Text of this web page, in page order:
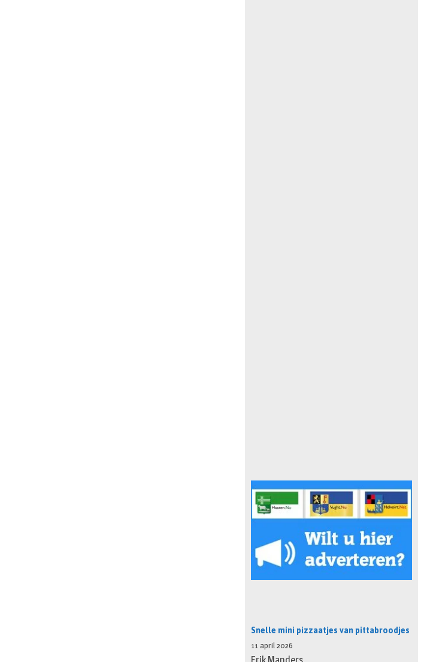
Snelle mini pizzaatjes van pittabroodjes
11 april 2026